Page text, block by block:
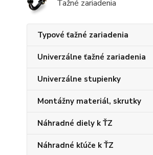
Ťažné zariadenia
Typové ťažné zariadenia
Univerzálne ťažné zariadenia
Univerzálne stupienky
Montážny materiál, skrutky
Náhradné diely k ŤZ
Náhradné kľúče k ŤZ